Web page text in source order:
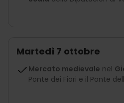
Martedì 7 ottobre
Mercato medievale nel
Ponte dei Fiori e il Ponte